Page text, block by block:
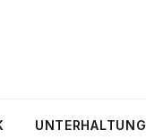
UNTERHALTUNG